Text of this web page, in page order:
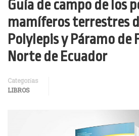
Guía de campo de los
mamíferos terrestres
Polylepis y Páramo de
Norte de Ecuador
Categorías
LIBROS